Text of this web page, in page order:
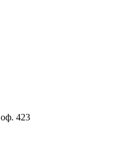
423